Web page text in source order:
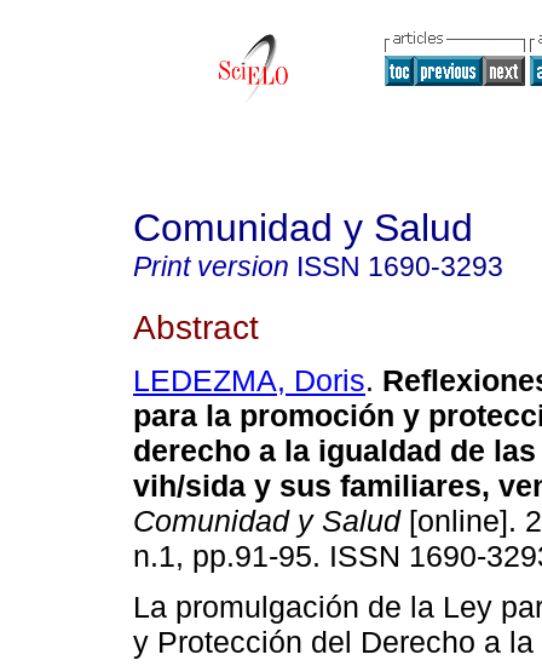
Comunidad y Salud
Print version ISSN 1690-3293
Abstract
LEDEZMA, Doris.
para la promoción y
derecho a la igualdad de
vih/sida y sus familiares,
Comunidad y Salud[online].
n.1, pp.91-95. ISSN 1690-
La promulgación de la Ley
y Protección del Derecho a